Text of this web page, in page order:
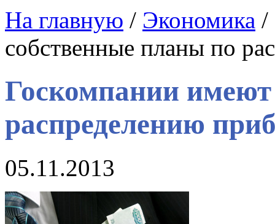
На главную / Экономика /
собственные планы по
Госкомпании
распределению
05.11.2013